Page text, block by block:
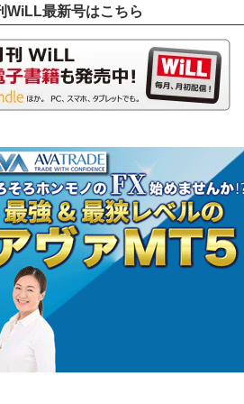
WiLL最新号はこちら